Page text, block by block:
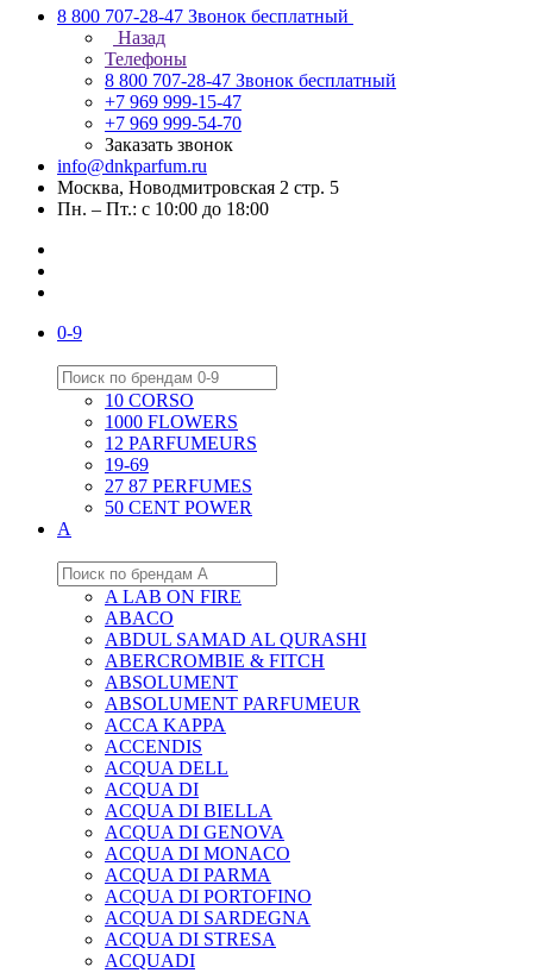
8 800 707-28-47 Звонок бесплатный
Назад
Телефоны
8 800 707-28-47 Звонок бесплатный
+7 969 999-15-47
+7 969 999-54-70
Заказать звонок
info@dnkparfum.ru
Москва, Новодмитровская 2 стр. 5
Пн. – Пт.: с 10:00 до 18:00
0-9
10 CORSO
1000 FLOWERS
12 PARFUMEURS
19-69
27 87 PERFUMES
50 CENT POWER
A
A LAB ON FIRE
ABACO
ABDUL SAMAD AL QURASHI
ABERCROMBIE & FITCH
ABSOLUMENT
ABSOLUMENT PARFUMEUR
ACCA KAPPA
ACCENDIS
ACQUA DELL
ACQUA DI
ACQUA DI BIELLA
ACQUA DI GENOVA
ACQUA DI MONACO
ACQUA DI PARMA
ACQUA DI PORTOFINO
ACQUA DI SARDEGNA
ACQUA DI STRESA
ACQUADI